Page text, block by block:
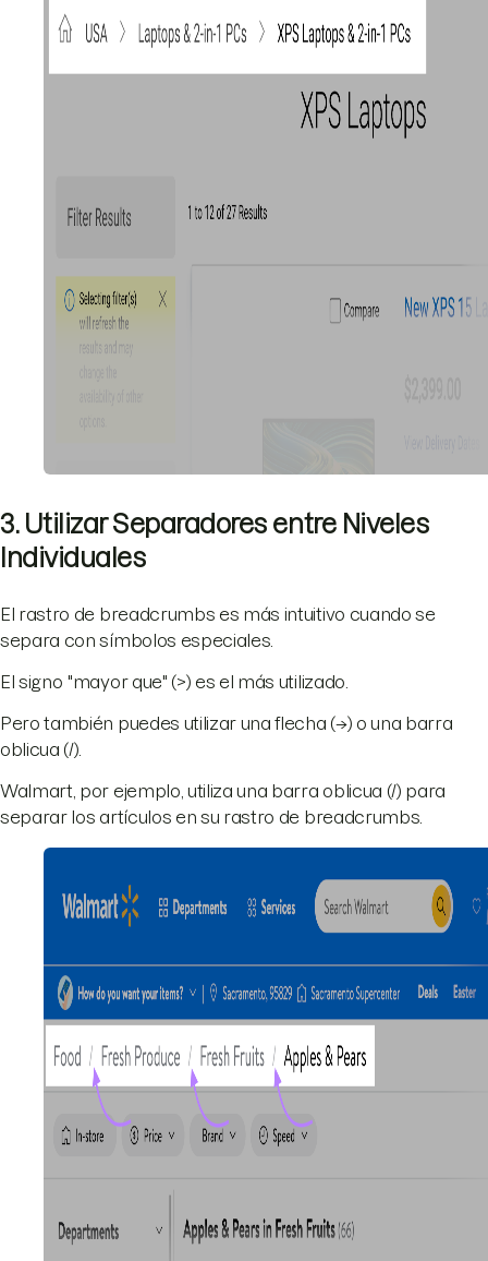
3. Utilizar Separadores entre Niveles
Individuales
El rastro de breadcrumbs es más intuitivo cuando se
separa con símbolos especiales.
El signo "mayor que" (>) es el más utilizado.
Pero también puedes utilizar una flecha (→) o una barra
oblicua (/).
Walmart, por ejemplo, utiliza una barra oblicua (/) para
separar los artículos en su rastro de breadcrumbs.